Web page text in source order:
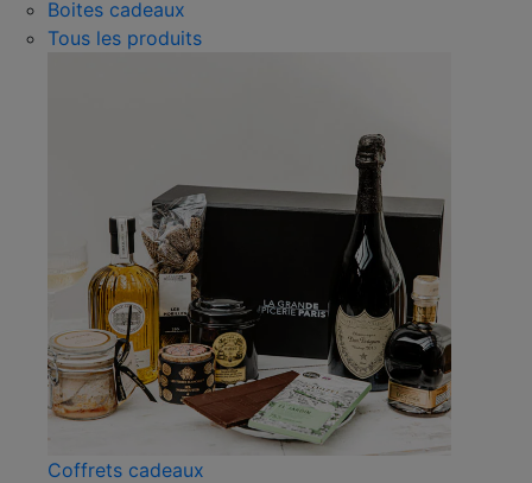
Boites cadeaux
Tous les produits
Coffrets cadeaux